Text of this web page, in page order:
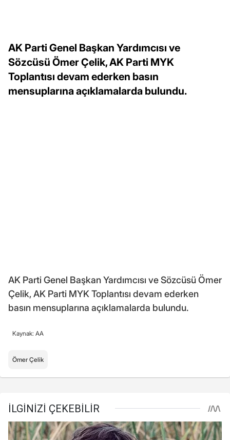
AK Parti Genel Başkan Yardımcısı ve
Sözcüsü Ömer Çelik, AK Parti MYK
Toplantısı devam ederken basın
mensuplarına açıklamalarda bulundu.
AK Parti Genel Başkan Yardımcısı ve Sözcüsü Ömer
Çelik, AK Parti MYK Toplantısı devam ederken
basın mensuplarına açıklamalarda bulundu.
Kaynak: AA
Ömer Çelik